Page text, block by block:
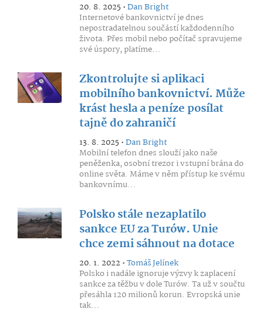
20. 8. 2025 •Dan Bright
Internetové bankovnictví je dnes
nepostradatelnou součástí každodenního
života. Přes mobil nebo počítač spravujeme
své úspory, platíme...
Zkontrolujte si aplikaci
mobilního bankovnictví. Může
krást hesla a peníze posílat
tajně do zahraničí
13. 8. 2025 •Dan Bright
Mobilní telefon dnes slouží jako naše
peněženka, osobní trezor i vstupní brána do
online světa. Máme v něm přístup ke svému
bankovnímu...
Polsko stále nezaplatilo
sankce EU za Turów. Unie
chce zemi sáhnout na dotace
20. 1. 2022 •Tomáš Jelínek
Polsko i nadále ignoruje výzvy k zaplacení
sankce za těžbu v dole Turów. Ta už v součtu
přesáhla 120 milionů korun. Evropská unie
tak...